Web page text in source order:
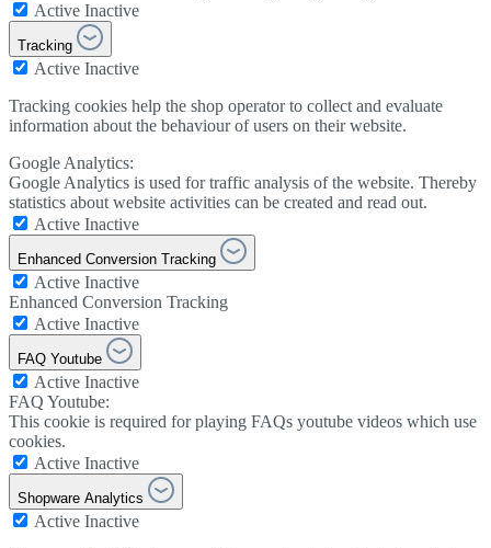
Active Inactive
Tracking
Active Inactive
Tracking cookies help the shop operator to collect and evaluate
information about the behaviour of users on their website.
Google Analytics:
Google Analytics is used for traffic analysis of the website. Thereby
statistics about website activities can be created and read out.
Active Inactive
Enhanced Conversion Tracking
Active Inactive
Enhanced Conversion Tracking
Active Inactive
FAQ Youtube
Active Inactive
FAQ Youtube:
This cookie is required for playing FAQs youtube videos which use
cookies.
Active Inactive
Shopware Analytics
Active Inactive